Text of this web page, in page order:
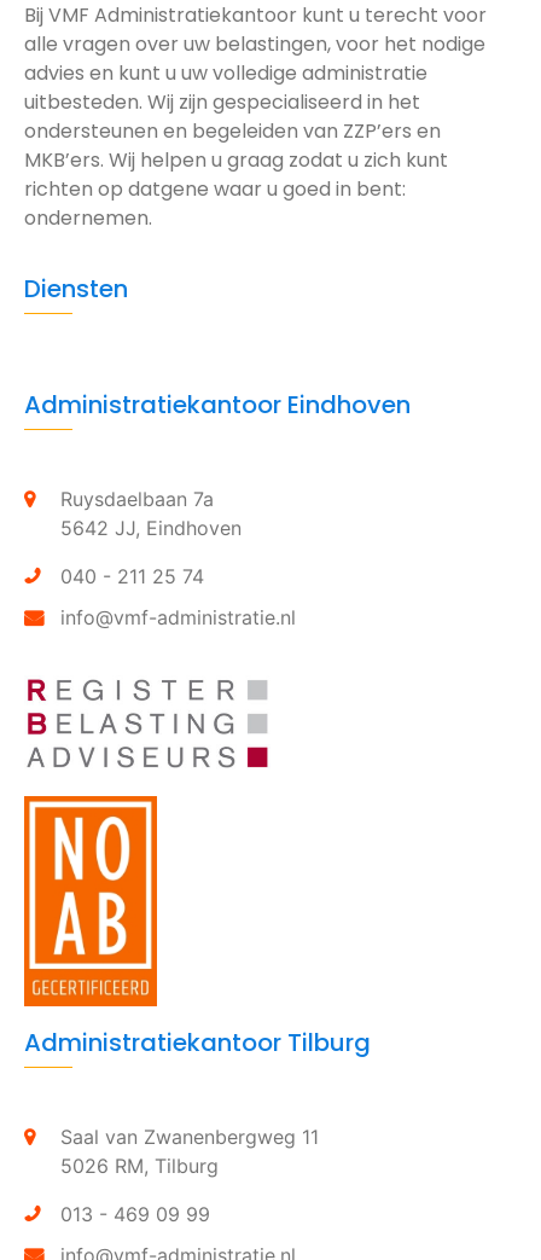
Bij VMF Administratiekantoor kunt u terecht voor
alle vragen over uw belastingen, voor het nodige
advies en kunt u uw volledige administratie
uitbesteden. Wij zijn gespecialiseerd in het
ondersteunen en begeleiden van ZZP’ers en
MKB’ers. Wij helpen u graag zodat u zich kunt
richten op datgene waar u goed in bent:
ondernemen.
Diensten
Administratiekantoor Eindhoven
Ruysdaelbaan 7a
5642 JJ, Eindhoven
040 - 211 25 74
info@vmf-administratie.nl
Administratiekantoor Tilburg
Saal van Zwanenbergweg 11
5026 RM, Tilburg
013 - 469 09 99
info@vmf-administratie.nl